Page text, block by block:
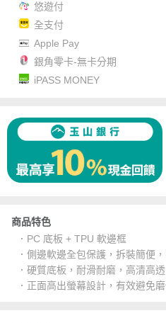
悠遊付
全支付
Apple Pay
銀角零卡-無卡分期
iPASS MONEY
商品特色
．PC 底板 + TPU 軟邊框
．側邊軟邊全包保護，拆裝簡便
．硬質底板，耐滑耐磨，高清高
．正面高出螢幕設計，有效避免